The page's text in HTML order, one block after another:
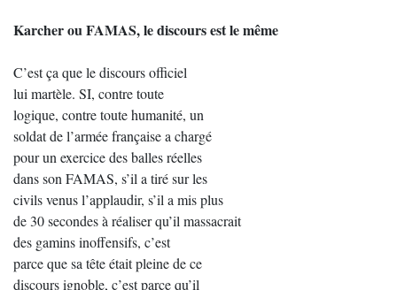
Karcher ou FAMAS, le discours est le même
C’est ça que le discours officiel
lui martèle. SI, contre toute
logique, contre toute humanité, un
soldat de l’armée française a chargé
pour un exercice des balles réelles
dans son FAMAS, s’il a tiré sur les
civils venus l’applaudir, s’il a mis plus
de 30 secondes à réaliser qu’il massacrait
des gamins inoffensifs, c’est
parce que sa tête était pleine de ce
discours ignoble, c’est parce qu’il